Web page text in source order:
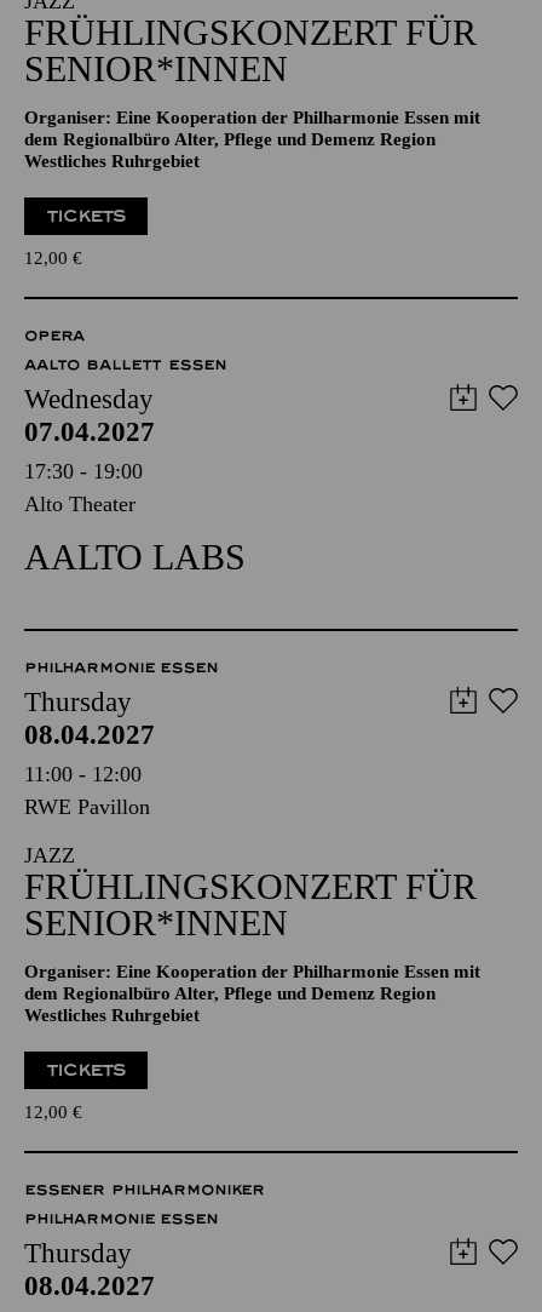
FRÜHLINGSKONZERT FÜR
SENIOR*INNEN
Organiser: Eine Kooperation der Philharmonie Essen mit
dem Regionalbüro Alter, Pflege und Demenz Region
Westliches Ruhrgebiet
TICKETS
12,00 €
OPERA
AALTO BALLETT ESSEN
Wednesday
07.04.2027
17:30 - 19:00
Alto Theater
AALTO LABS
PHILHARMONIE ESSEN
Thursday
08.04.2027
11:00 - 12:00
RWE Pavillon
JAZZ
FRÜHLINGSKONZERT FÜR
SENIOR*INNEN
Organiser: Eine Kooperation der Philharmonie Essen mit
dem Regionalbüro Alter, Pflege und Demenz Region
Westliches Ruhrgebiet
TICKETS
12,00 €
ESSENER PHILHARMONIKER
PHILHARMONIE ESSEN
Thursday
08.04.2027